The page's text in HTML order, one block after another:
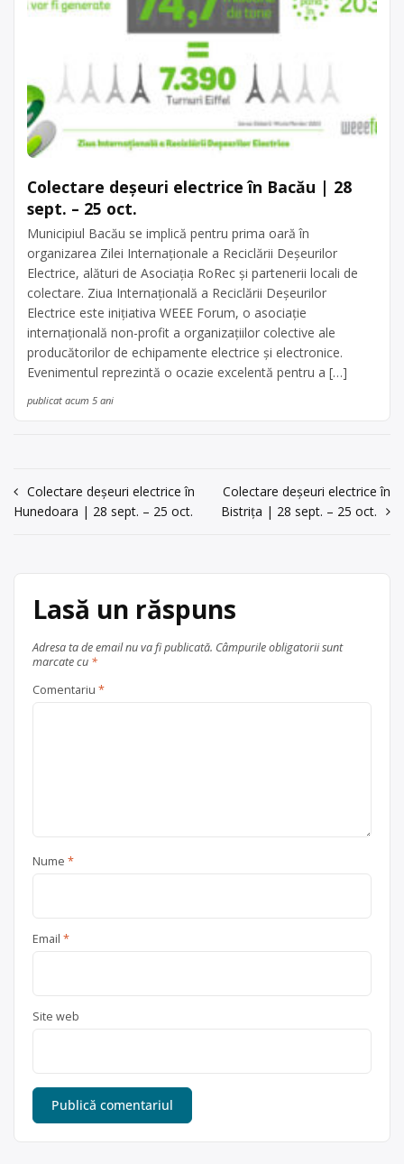
Colectare deșeuri electrice în Bacău | 28
sept. – 25 oct.
Municipiul Bacău se implică pentru prima oară în
organizarea Zilei Internaționale a Reciclării Deșeurilor
Electrice, alături de Asociația RoRec și partenerii locali de
colectare. Ziua Internațională a Reciclării Deșeurilor
Electrice este inițiativa WEEE Forum, o asociație
internațională non-profit a organizațiilor colective ale
producătorilor de echipamente electrice și electronice.
Evenimentul reprezintă o ocazie excelentă pentru a […]
publicat acum 5 ani
Navigare
în
Colectare deșeuri electrice în
Hunedoara | 28 sept. – 25 oct.
Colectare deșeuri electrice în
Bistrița | 28 sept. – 25 oct.
Lasă un răspuns
Adresa ta de email nu va fi publicată. Câmpurile obligatorii sunt
marcate cu *
Comentariu *
Nume *
Email *
Site web